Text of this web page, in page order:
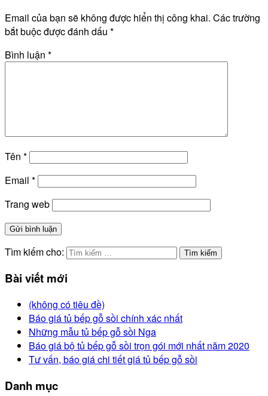
Email của bạn sẽ không được hiển thị công khai. Các trường
bắt buộc được đánh dấu *
Bình luận *
Tên *
Email *
Trang web
Tìm kiếm cho: Tìm kiếm
Bài viết mới
(không có tiêu đề)
Báo giá tủ bếp gỗ sồi chính xác nhất
Những mẫu tủ bếp gỗ sồi Nga
Báo giá bộ tủ bếp gỗ sồi trọn gói mới nhất năm 2020
Tư vấn, báo giá chi tiết giá tủ bếp gỗ sồi
Danh mục